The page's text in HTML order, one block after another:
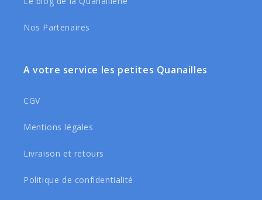
Nos Partenaires
A votre service les petites Quanailles
CGV
Mentions légales
Livraison et retours
Politique de confidentialité